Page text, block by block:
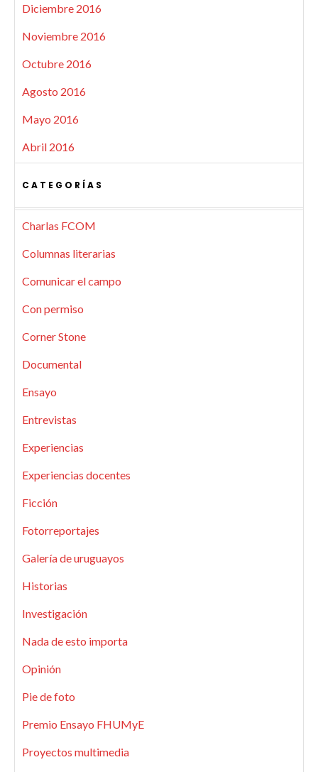
Diciembre 2016
Noviembre 2016
Octubre 2016
Agosto 2016
Mayo 2016
Abril 2016
CATEGORÍAS
Charlas FCOM
Columnas literarias
Comunicar el campo
Con permiso
Corner Stone
Documental
Ensayo
Entrevistas
Experiencias
Experiencias docentes
Ficción
Fotorreportajes
Galería de uruguayos
Historias
Investigación
Nada de esto importa
Opinión
Pie de foto
Premio Ensayo FHUMyE
Proyectos multimedia